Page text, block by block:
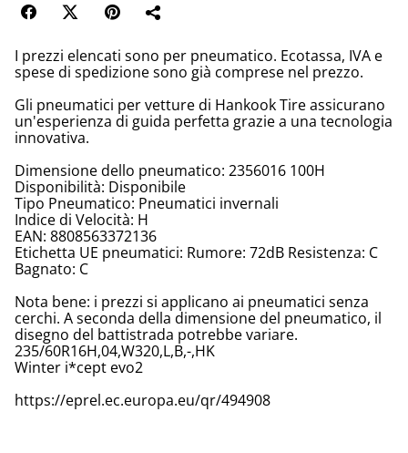
I prezzi elencati sono per pneumatico. Ecotassa, IVA e
spese di spedizione sono già comprese nel prezzo.
Gli pneumatici per vetture di Hankook Tire assicurano
un'esperienza di guida perfetta grazie a una tecnologia
innovativa.
Dimensione dello pneumatico: 2356016 100H
Disponibilità: Disponibile
Tipo Pneumatico: Pneumatici invernali
Indice di Velocità: H
EAN: 8808563372136
Etichetta UE pneumatici: Rumore: 72dB Resistenza: C
Bagnato: C
Nota bene: i prezzi si applicano ai pneumatici senza
cerchi. A seconda della dimensione del pneumatico, il
disegno del battistrada potrebbe variare.
235/60R16H,04,W320,L,B,-,HK
Winter i*cept evo2
https://eprel.ec.europa.eu/qr/494908